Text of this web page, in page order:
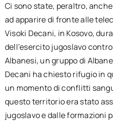
Ci sono state, peraltro,
ad apparire di fronte alle
Visoki Decani, in Kosovo,
dell’esercito jugoslavo
Albanesi, un gruppo di
Decani ha chiesto rifugio in
un momento di conflitti
questo territorio era stato
jugoslavo e dalle formazioni